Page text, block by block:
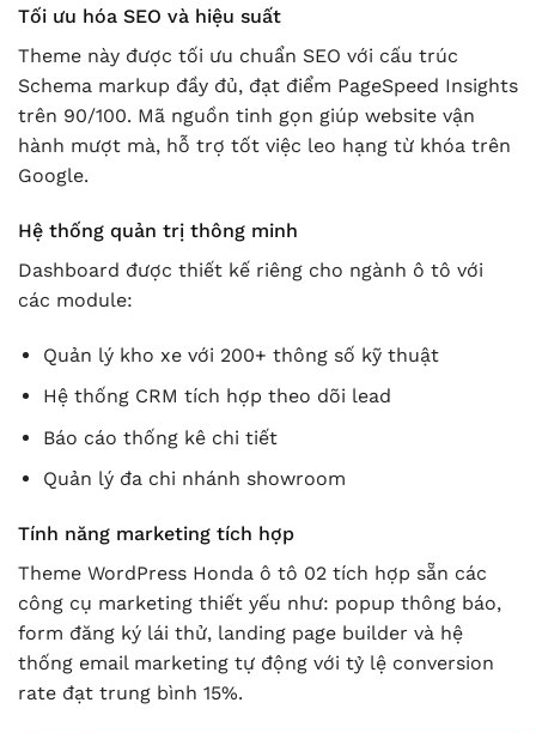
Tối ưu hóa SEO và hiệu suất
Theme này được tối ưu chuẩn SEO với cấu trúc
Schema markup đầy đủ, đạt điểm PageSpeed Insights
trên 90/100. Mã nguồn tinh gọn giúp website vận
hành mượt mà, hỗ trợ tốt việc leo hạng từ khóa trên
Google.
Hệ thống quản trị thông minh
Dashboard được thiết kế riêng cho ngành ô tô với
các module:
Quản lý kho xe với 200+ thông số kỹ thuật
Hệ thống CRM tích hợp theo dõi lead
Báo cáo thống kê chi tiết
Quản lý đa chi nhánh showroom
Tính năng marketing tích hợp
Theme WordPress Honda ô tô 02 tích hợp sẵn các
công cụ marketing thiết yếu như: popup thông báo,
form đăng ký lái thử, landing page builder và hệ
thống email marketing tự động với tỷ lệ conversion
rate đạt trung bình 15%.